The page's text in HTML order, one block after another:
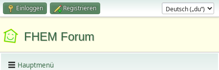
Einloggen Registrieren
FHEM Forum
Hauptmenü